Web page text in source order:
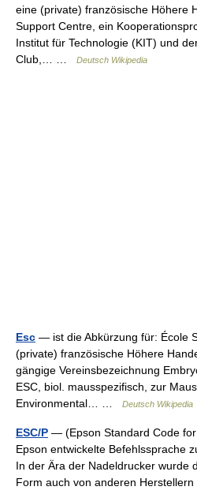
eine (private) französische Höhere
Support Centre, ein
Institut für Technologie (KIT) und
Club,… …
Deutsch Wikipedia
Esc — ist die Abkürzung für: École
(private) französische Höhere
gängige Vereinsbezeichnung
ESC, biol. mausspezifisch, zur
Environmental… …
Deutsch Wikipedia
ESC/P — (Epson Standard Code
Epson entwickelte Befehlssprache
In der Ära der Nadeldrucker wurde
Form auch von anderen